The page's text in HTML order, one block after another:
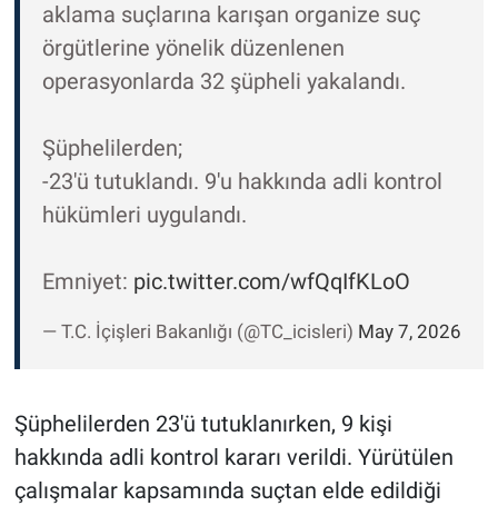
aklama suçlarına karışan organize suç
örgütlerine yönelik düzenlenen
operasyonlarda 32 şüpheli yakalandı.
Şüphelilerden;
-23'ü tutuklandı. 9'u hakkında adli kontrol
hükümleri uygulandı.
Emniyet: pic.twitter.com/wfQqIfKLoO
— T.C. İçişleri Bakanlığı (@TC_icisleri) May 7, 2026
Şüphelilerden 23'ü tutuklanırken, 9 kişi
hakkında adli kontrol kararı verildi. Yürütülen
çalışmalar kapsamında suçtan elde edildiği